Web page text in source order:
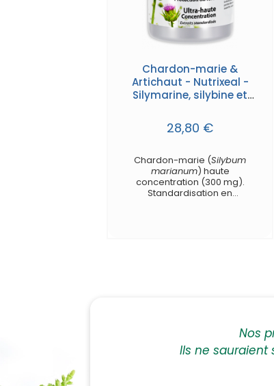
Chardon-marie &
Artichaut - Nutrixeal -
Silymarine, silybine et
28,80 €
Chardon-marie (Silybum
marianum) haute
concentration (300 mg).
Standardisation en
Nos
Ils ne